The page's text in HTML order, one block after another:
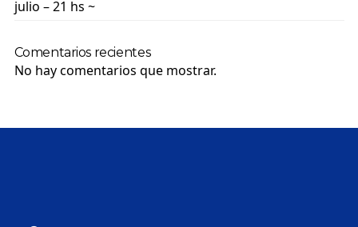
julio – 21 hs ~
Comentarios recientes
No hay comentarios que mostrar.